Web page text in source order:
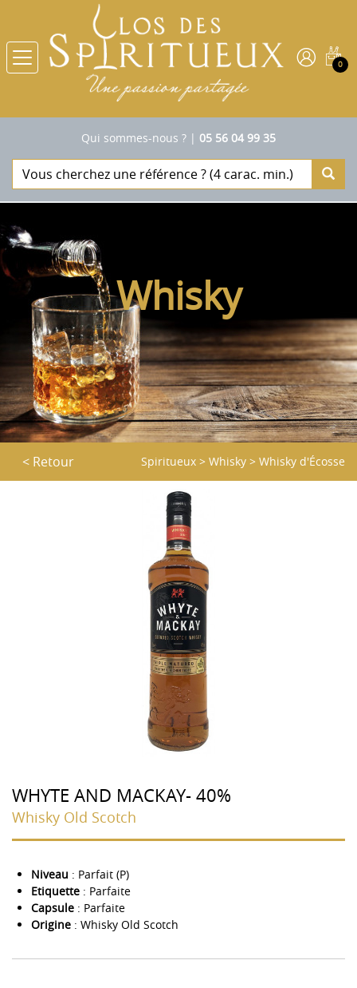
0
Qui sommes-nous ? | 05 56 04 99 35
Whisky
< Retour Spiritueux > Whisky > Whisky d'Écosse
WHYTE AND MACKAY- 40%
Whisky Old Scotch
Niveau : Parfait (P)
Etiquette : Parfaite
Capsule : Parfaite
Origine : Whisky Old Scotch